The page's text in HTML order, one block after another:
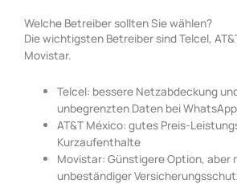
Welche Betreiber sollten Sie wählen?
Die wichtigsten Betreiber sind Telcel,
Movistar.
Telcel: bessere Netzabdeckung
unbegrenzten Daten bei WhatsApp
AT&T México: gutes Preis-
Kurzaufenthalte
Movistar: Günstigere Option, aber
unbeständiger